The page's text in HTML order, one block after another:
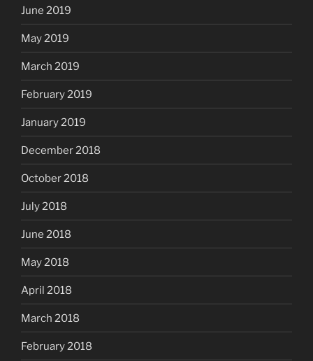
June 2019
May 2019
March 2019
February 2019
January 2019
December 2018
October 2018
July 2018
June 2018
May 2018
April 2018
March 2018
February 2018